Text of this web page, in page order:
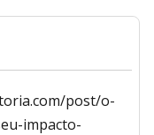
post/o-
impacto-